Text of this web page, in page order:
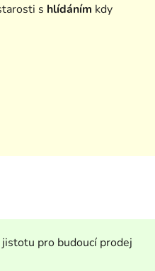
s hlídáním kdy
jistotu pro budoucí prodej